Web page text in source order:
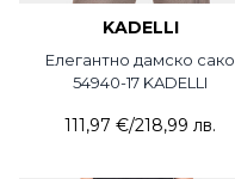
KADELLI
Елегантно дамско сако
54940-17 KADELLI
111,97 €/218,99 лв.